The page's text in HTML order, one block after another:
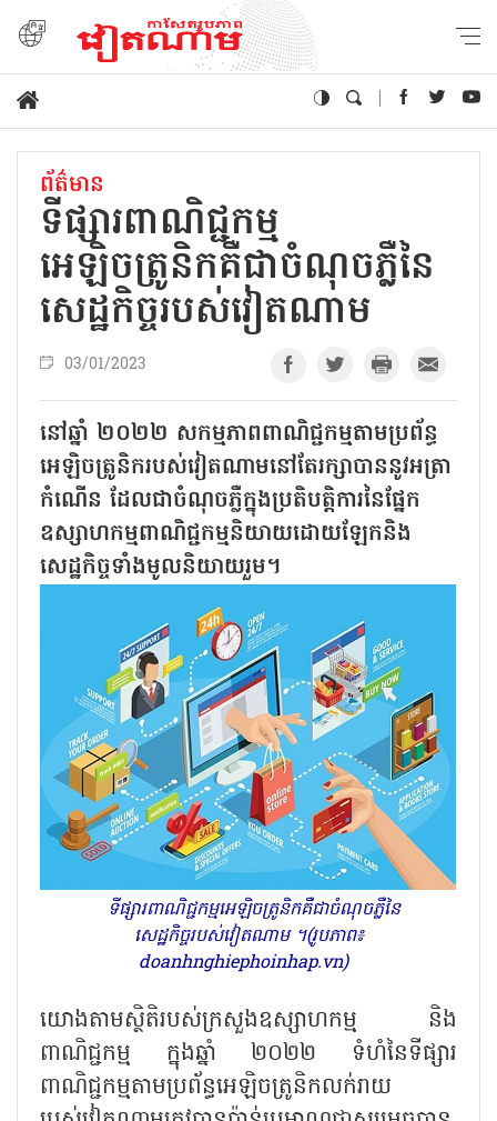
ព័ត៌មាន
ទីផ្សារពាណិជ្ជកម្ម
អេឡិចត្រូនិកគឺជាចំណុចភ្លឺនៃ
សេដ្ឋកិច្ចរបស់វៀតណាម
03/01/2023
នៅឆ្នាំ ២០២២ សកម្មភាពពាណិជ្ជកម្មតាមប្រព័ន្ធ
អេឡិចត្រូនិករបស់វៀតណាមនៅតែរក្សាបាននូវអត្រា
កំណើន ដែលជាចំណុចភ្លឺក្នុងប្រតិបត្តិការនៃផ្នែក
ឧស្សាហកម្មពាណិជ្ជកម្មនិយាយដោយឡែកនិង
សេដ្ឋកិច្ចទាំងមូលនិយាយរួម។
ទីផ្សារពាណិជ្ជកម្មអេឡិចត្រូនិកគឺជាចំណុចភ្លឺនៃ
សេដ្ឋកិច្ចរបស់វៀតណាម ។(រូបភាព៖
doanhnghiephoinhap.vn)
យោងតាមស្ថិតិរបស់ក្រសួងឧស្សាហកម្ម និង
ពាណិជ្ជកម្ម ក្នុងឆ្នាំ ២០២២ ទំហំនៃទីផ្សារ
ពាណិជ្ជកម្មតាមប្រព័ន្ធអេឡិចត្រូនិកលក់រាយ